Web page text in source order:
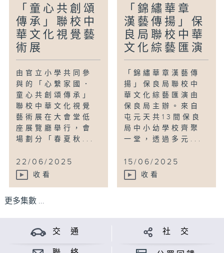
「童心共創頌
傳承」聯校中
華文化視覺藝
術展
由官立小學共同參
與的「心繫家國．
童心共創頌傳承」
聯校中華文化視覺
藝術展在大會堂低
座展覽廳舉行，會
場劃分「春夏秋...
22/06/2025
收看
「錦繡華章
漢藝傳揚」保
良局聯校中華
文化綜藝匯演
「錦繡華章漢藝傳
揚」保良局聯校中
華文化綜藝匯演由
保良局主辦。來自
屯元天共13間保良
局中小幼學校齊聚
一堂，透過多元...
15/06/2025
收看
更多集數 ...
交 通 社 交